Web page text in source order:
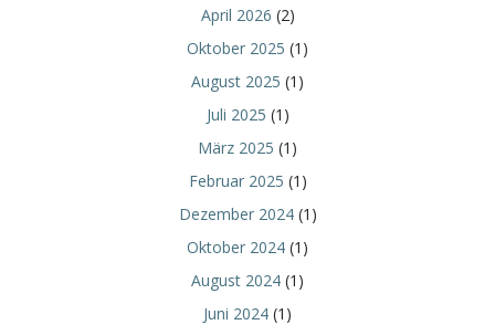
April 2026 (2)
Oktober 2025 (1)
August 2025 (1)
Juli 2025 (1)
März 2025 (1)
Februar 2025 (1)
Dezember 2024(1)
Oktober 2024 (1)
August 2024 (1)
Juni 2024 (1)